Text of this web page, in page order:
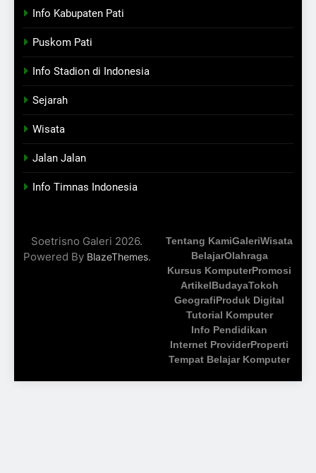
Info Kabupaten Pati
Puskom Pati
Info Stadion di Indonesia
Sejarah
Wisata
Jalan Jalan
Info Timnas Indonesia
Soetrisno Galeri 2026.
Powered By BlazeThemes.
Tentang KamiGaleriWisata
BelajarOlahraga
Kursus KomputerPromosi
ArtikelBudayaTokoh
GeografiProduk Digital
Tutorial Komputer
Info Pendidikan
Internet ProviderProperti
Tempat Belajar Komputer